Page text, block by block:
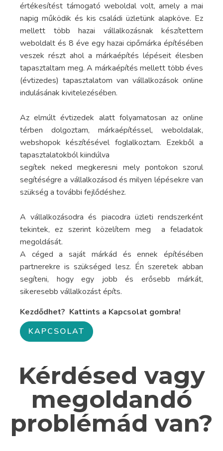
értékesítést támogató weboldal volt, amely a mai
napig működik és kis családi üzletünk alapköve. Ez
mellett több hazai vállalkozásnak készítettem
weboldalt és 8 éve egy hazai cipőmárka építésében
veszek részt ahol a márkaépítés lépéseit élesben
tapasztaltam meg. A márkaépítés mellett több éves
(évtizedes) tapasztalatom van vállalkozások online
indulásának kivitelezésében.
Az elmúlt évtizedek alatt folyamatosan az online
térben dolgoztam, márkaépítéssel, weboldalak,
webshopok készítésével foglalkoztam. Ezekből a
tapasztalatokból kiindúlva
segítek neked megkeresni mely pontokon szorul
segítéségre a vállalkozásod és milyen lépésekre van
szükség a további fejlődéshez.
A vállalkozásodra és piacodra üzleti rendszerként
tekintek, ez szerint közelítem meg a feladatok
megoldását.
A céged a saját márkád és ennek építésében
partnerekre is szükséged lesz. Én szeretek abban
segíteni, hogy egy jobb és erősebb márkát,
sikeresebb vállalkozást építs.
Kezdődhet? Kattints a Kapcsolat gombra!
KAPCSOLAT
Kérdésed vagy
megoldandó
problémád van?